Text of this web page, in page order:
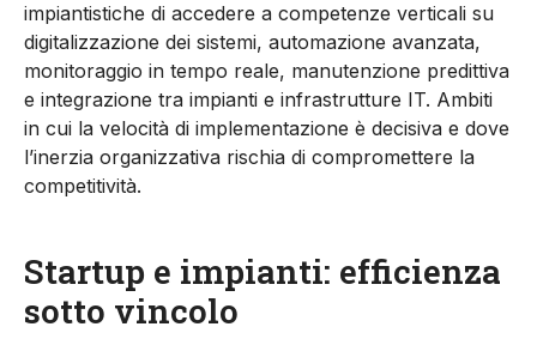
impiantistiche di accedere a competenze verticali su
digitalizzazione dei sistemi, automazione avanzata,
monitoraggio in tempo reale, manutenzione predittiva
e integrazione tra impianti e infrastrutture IT. Ambiti
in cui la velocità di implementazione è decisiva e dove
l’inerzia organizzativa rischia di compromettere la
competitività.
Startup e impianti: efficienza
sotto vincolo